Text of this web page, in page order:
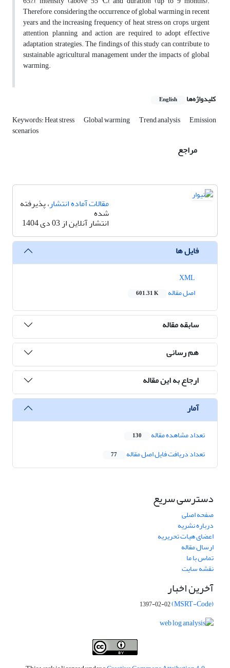
Therefore, considering the occurrence of global warming in recent
years and the increasing frequency of heat stress on crops, urgent
attention, planning, and action are required to adopt effective
adaptation strategies. The findings of this study can contribute to
sustainable agricultural management under the impacts of global
warming.
کلیدواژه‌ها English
Keywords: Heat stress Global warming Trend analysis Emission
scenarios
مراجع
مقالات آماده انتشار، پذیرفته
شده
انتشار آنلاین از 03 دی 1404
فایل ها
اصل مقاله
601.31 K
سابقه مقاله
هم رسانی
ارجاع به این مقاله
آمار
تعداد مشاهده مقاله 130
تعداد دریافت فایل اصل مقاله 77
دسترسی سریع
صفحه اصلی
درباره نشریه
اعضای هیات تحریریه
ارسال مقاله
تماس با ما
نقشه سایت
آخرین اخبار
(MSRT-Code)
1397-02-02